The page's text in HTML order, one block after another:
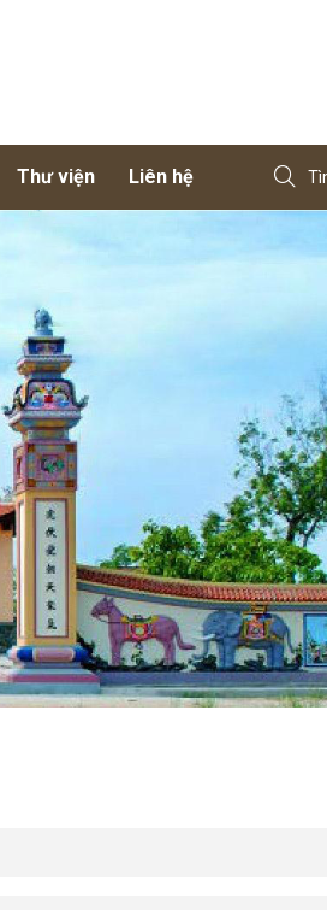
Thư viện Liên hệ